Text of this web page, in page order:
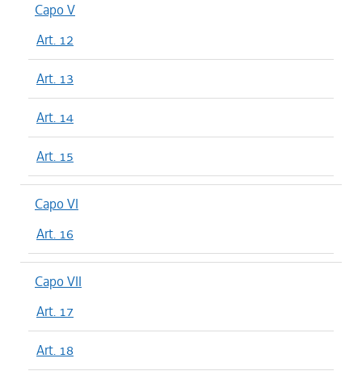
Capo V
Art. 12
Art. 13
Art. 14
Art. 15
Capo VI
Art. 16
Capo VII
Art. 17
Art. 18